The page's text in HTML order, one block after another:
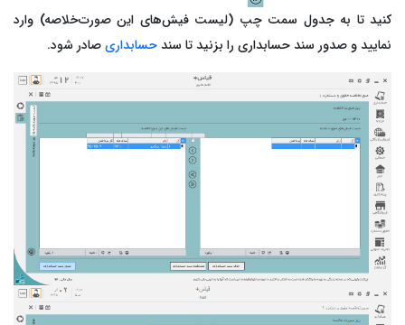
کنید تا به جدول سمت چپ (لیست فیش‌های این صورت‌خلاصه) وارد
نمایید و صدور سند حسابداری را بزنید تا سندحسابداریصادر شود.